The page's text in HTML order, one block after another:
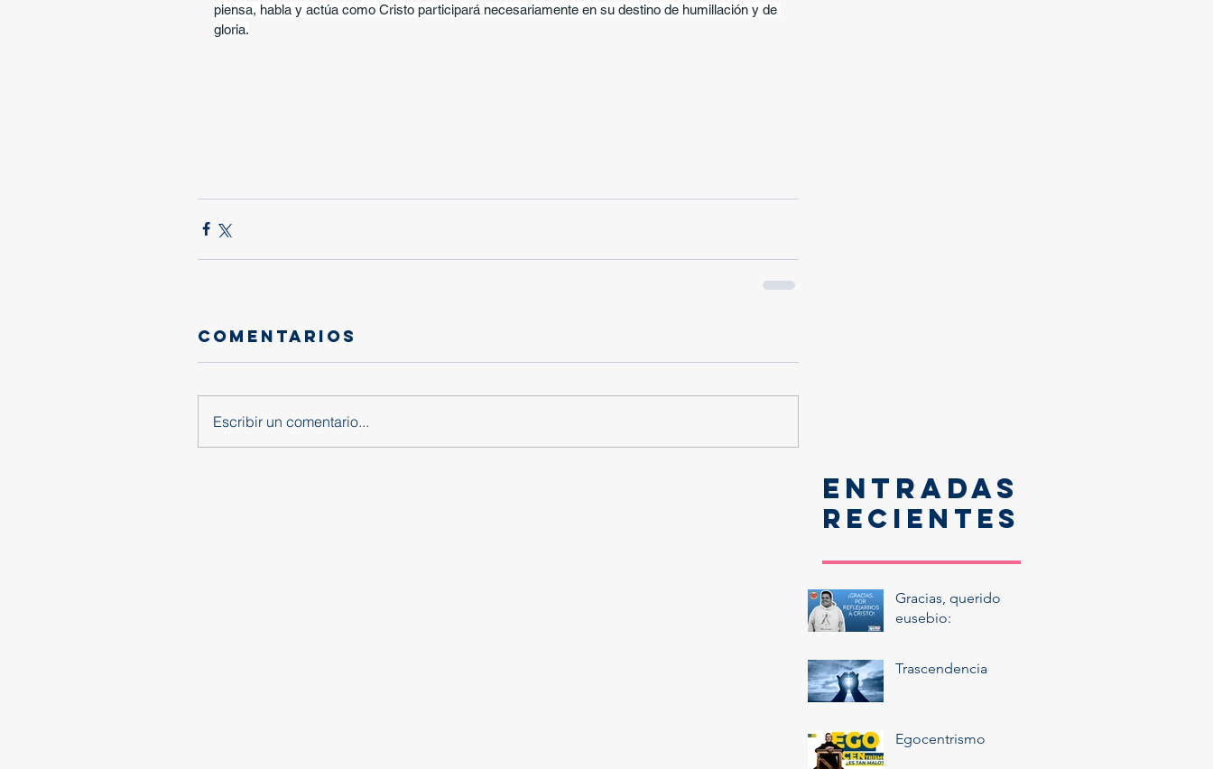
piensa, habla y actúa como Cristo participará necesariamente en su destino de humillación y de
gloria.
Comentarios
Escribir un comentario...
Entradas
recientes
Gracias, querido
eusebio:
Trascendencia
Egocentrismo